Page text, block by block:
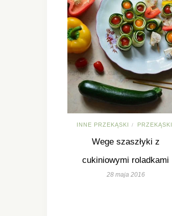
INNE PRZEKĄSKI / PRZEKĄSKI
Wege szaszłyki z
cukiniowymi roladkami
28 maja 2016